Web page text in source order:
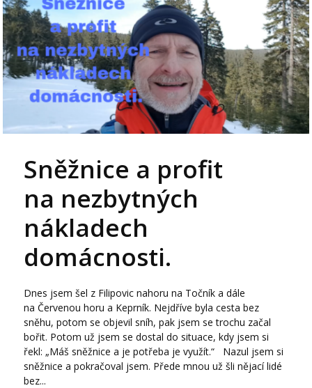
Sněžnice a profit
na nezbytných
nákladech
domácnosti.
Dnes jsem šel z Filipovic nahoru na Točník a dále
na Červenou horu a Keprník. Nejdříve byla cesta bez
sněhu, potom se objevil sníh, pak jsem se trochu začal
bořit. Potom už jsem se dostal do situace, kdy jsem si
řekl: „Máš sněžnice a je potřeba je využít.“ Nazul jsem si
sněžnice a pokračoval jsem. Přede mnou už šli nějací lidé
bez...